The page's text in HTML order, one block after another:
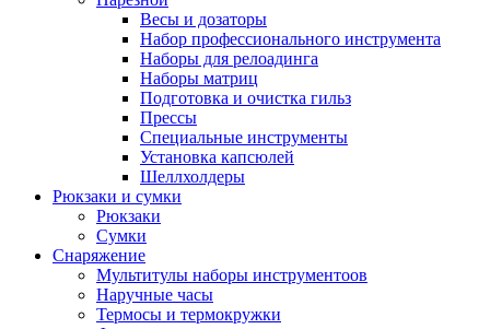
Весы и дозаторы
Набор профессионального инструмента
Наборы для релоадинга
Наборы матриц
Подготовка и очистка гильз
Прессы
Специальные инструменты
Установка капсюлей
Шеллхолдеры
Рюкзаки и сумки
Рюкзаки
Сумки
Снаряжение
Мультитулы наборы инструментоов
Наручные часы
Термосы и термокружки